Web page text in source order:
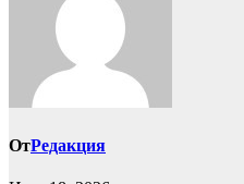
ОтРедакция